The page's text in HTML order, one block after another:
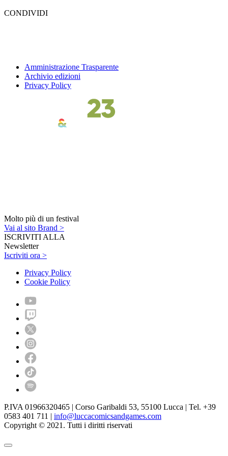
CONDIVIDI
Amministrazione Trasparente
Archivio edizioni
Privacy Policy
Molto più di un festival
Vai al sito Brand >
ISCRIVITI ALLA
Newsletter
Iscriviti ora >
Privacy Policy
Cookie Policy
P.IVA 01966320465 | Corso Garibaldi 53, 55100 Lucca | Tel. +39
0583 401 711 | info@luccacomicsandgames.com
Copyright © 2021. Tutti i diritti riservati